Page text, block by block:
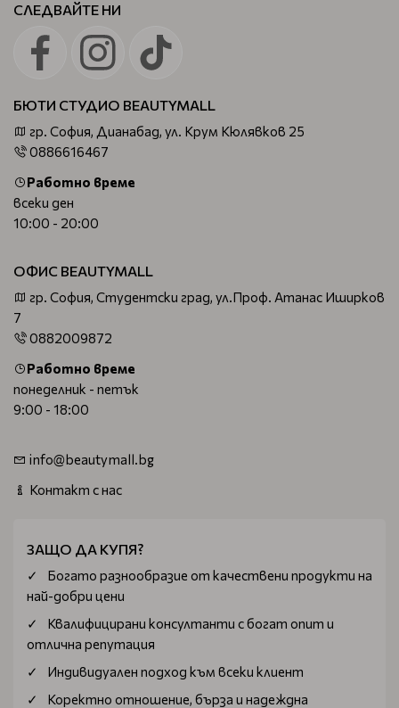
СЛЕДВАЙТЕ НИ
БЮТИ СТУДИО BEAUTYMALL
гр. София, Дианабад, ул. Крум Кюлявков 25
0886616467
Работно време
всеки ден
10:00 - 20:00
ОФИС BEAUTYMALL
гр. София, Студентски град, ул.Проф. Атанас Иширков
7
0882009872
Работно време
понеделник - петък
9:00 - 18:00
info@beautymall.bg
Контакт с нас
ЗАЩО ДА КУПЯ?
Богатo разнообразие от качествени продукти на
най-добри цени
Квалифицирани консултанти с богат опит и
отлична репутация
Индивидуален подход към всеки клиент
Коректно отношение, бърза и надеждна